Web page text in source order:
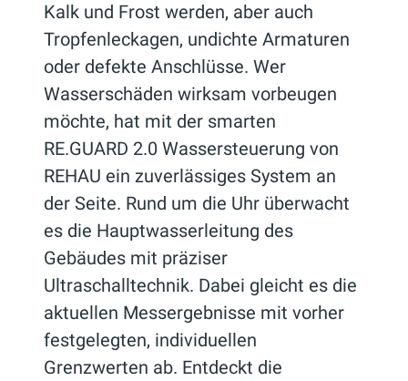
Kalk und Frost werden, aber auch
Tropfenleckagen, undichte Armaturen
oder defekte Anschlüsse. Wer
Wasserschäden wirksam vorbeugen
möchte, hat mit der smarten
RE.GUARD 2.0 Wassersteuerung von
REHAU ein zuverlässiges System an
der Seite. Rund um die Uhr überwacht
es die Hauptwasserleitung des
Gebäudes mit präziser
Ultraschalltechnik. Dabei gleicht es die
aktuellen Messergebnisse mit vorher
festgelegten, individuellen
Grenzwerten ab. Entdeckt die